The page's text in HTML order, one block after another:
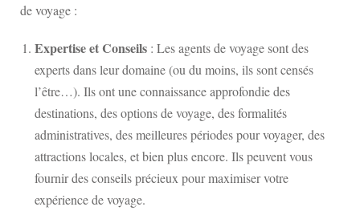
de voyage :
Expertise et Conseils : Les agents de voyage sont des
experts dans leur domaine (ou du moins, ils sont censés
l’être…). Ils ont une connaissance approfondie des
destinations, des options de voyage, des formalités
administratives, des meilleures périodes pour voyager, des
attractions locales, et bien plus encore. Ils peuvent vous
fournir des conseils précieux pour maximiser votre
expérience de voyage.